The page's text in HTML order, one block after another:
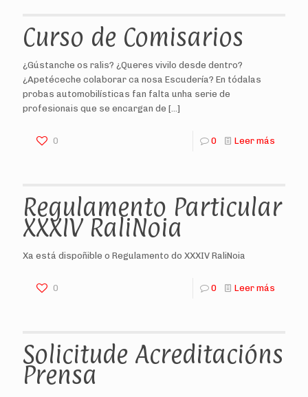
Curso de Comisarios
¿Gústanche os ralis? ¿Queres vivilo desde dentro?
¿Apetéceche colaborar ca nosa Escudería? En tódalas
probas automobilísticas fan falta unha serie de
profesionais que se encargan de […]
0 0 Leer más
Regulamento Particular
XXXIV RaliNoia
Xa está dispoñible o Regulamento do XXXIV RaliNoia
0 0 Leer más
Solicitude Acreditacións
Prensa